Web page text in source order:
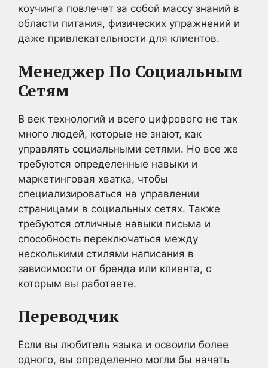
коучинга повлечет за собой массу знаний в
области питания, физических упражнений и
даже привлекательности для клиентов.
Менеджер По Социальным
Сетям
В век технологий и всего цифрового не так
много людей, которые не знают, как
управлять социальными сетями. Но все же
требуются определенные навыки и
маркетинговая хватка, чтобы
специализироваться на управлении
страницами в социальных сетях. Также
требуются отличные навыки письма и
способность переключаться между
несколькими стилями написания в
зависимости от бренда или клиента, с
которым вы работаете.
Переводчик
Если вы любитель языка и освоили более
одного, вы определенно могли бы начать